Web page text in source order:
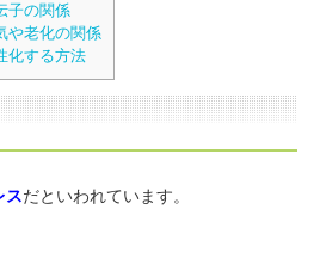
子の関係
や老化の関係
化する方法
スだといわれています。